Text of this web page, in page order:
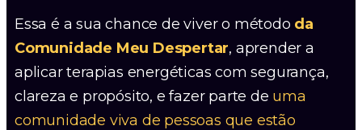
Essa é a sua chance de viver o método da
Comunidade Meu Despertar, aprender a
aplicar terapias energéticas com segurança,
clareza e propósito, e fazer parte de uma
comunidade viva de pessoas que estão